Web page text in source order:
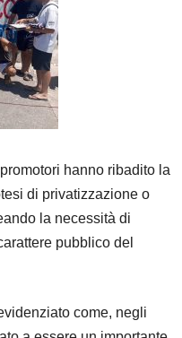
hanno ribadito la
di privatizzazione o
la necessità di
pubblico del
come, negli